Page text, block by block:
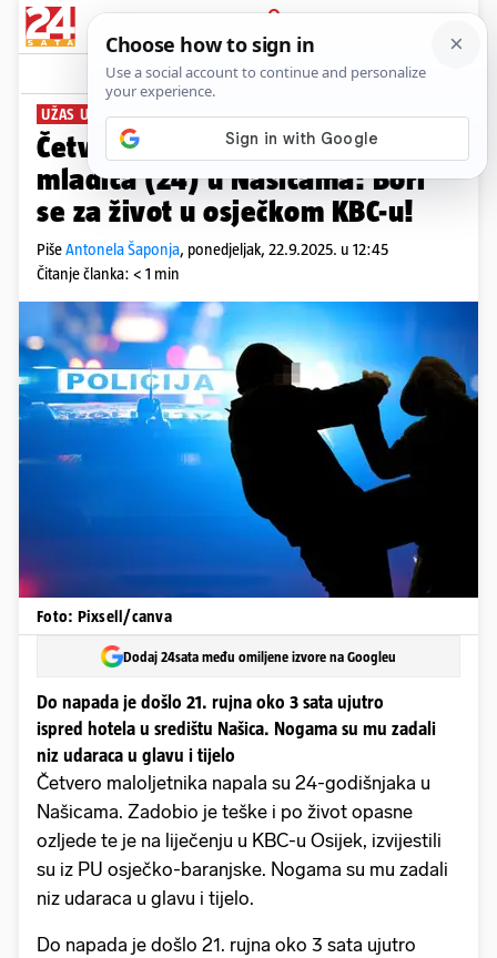
PRIJAVA
News Komentari
UŽAS U SLAVONIJI
Četvorica maloljetnika pretukla
mladića (24) u Našicama: Bori
se za život u osječkom KBC-u!
PišeAntonela Šaponja, ponedjeljak, 22.9.2025. u 12:45
Čitanje članka: < 1 min
Foto: Pixsell/canva
Dodaj 24sata među omiljene izvore na Googleu
Do napada je došlo 21. rujna oko 3 sata ujutro
ispred hotela u središtu Našica. Nogama su mu zadali
niz udaraca u glavu i tijelo
Četvero maloljetnika napala su 24-godišnjaka u
Našicama. Zadobio je teške i po život opasne
ozljede te je na liječenju u KBC-u Osijek, izvijestili
su iz PU osječko-baranjske. Nogama su mu zadali
niz udaraca u glavu i tijelo.
Do napada je došlo 21. rujna oko 3 sata ujutro